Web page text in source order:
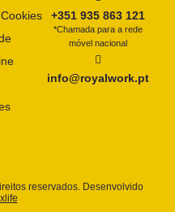
+351 935 863 121
*Chamada para a rede
móvel nacional
info@royalwork.pt
reservados. Desenvolvido